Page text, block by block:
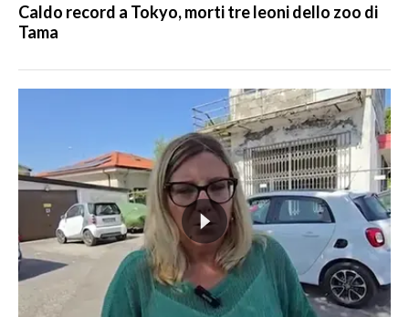
Caldo record a Tokyo, morti tre leoni dello zoo di
Tama